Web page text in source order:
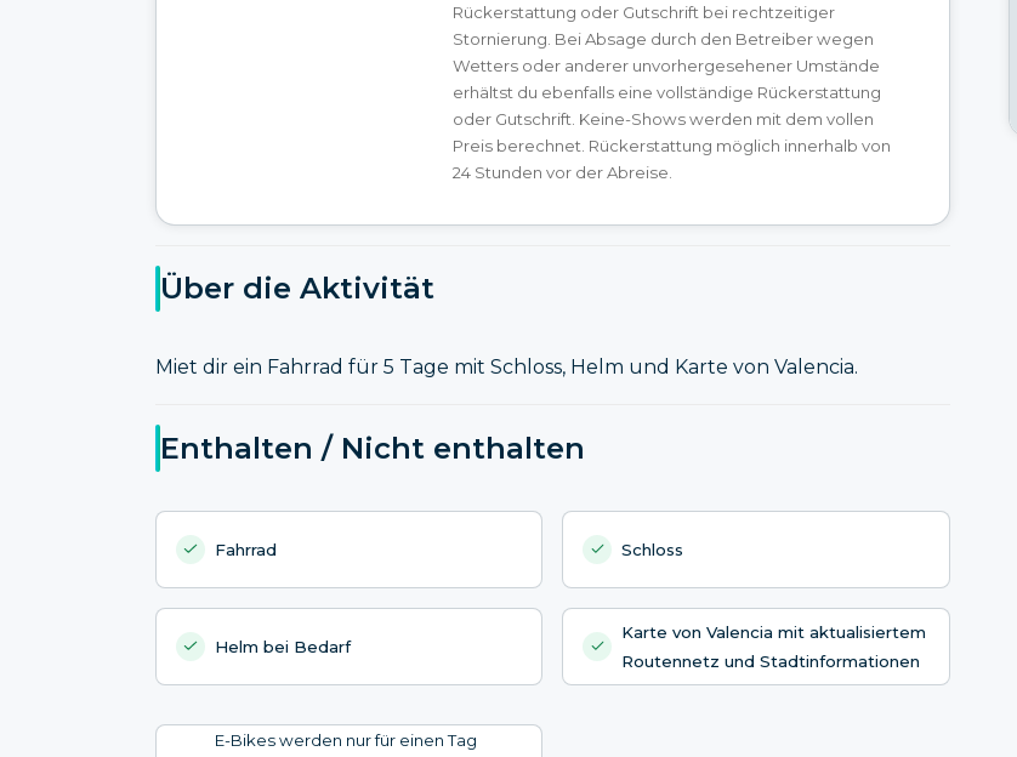
Rückerstattung oder Gutschrift bei rechtzeitiger
Stornierung. Bei Absage durch den Betreiber wegen
Wetters oder anderer unvorhergesehener Umstände
erhältst du ebenfalls eine vollständige Rückerstattung
oder Gutschrift. Keine-Shows werden mit dem vollen
Preis berechnet. Rückerstattung möglich innerhalb von
24 Stunden vor der Abreise.
Über die Aktivität
Miet dir ein Fahrrad für 5 Tage mit Schloss, Helm und Karte von Valencia.
Enthalten / Nicht enthalten
Fahrrad Schloss
Helm bei Bedarf
Karte von Valencia mit aktualisiertem
Routennetz und Stadtinformationen
E-Bikes werden nur für einen Tag